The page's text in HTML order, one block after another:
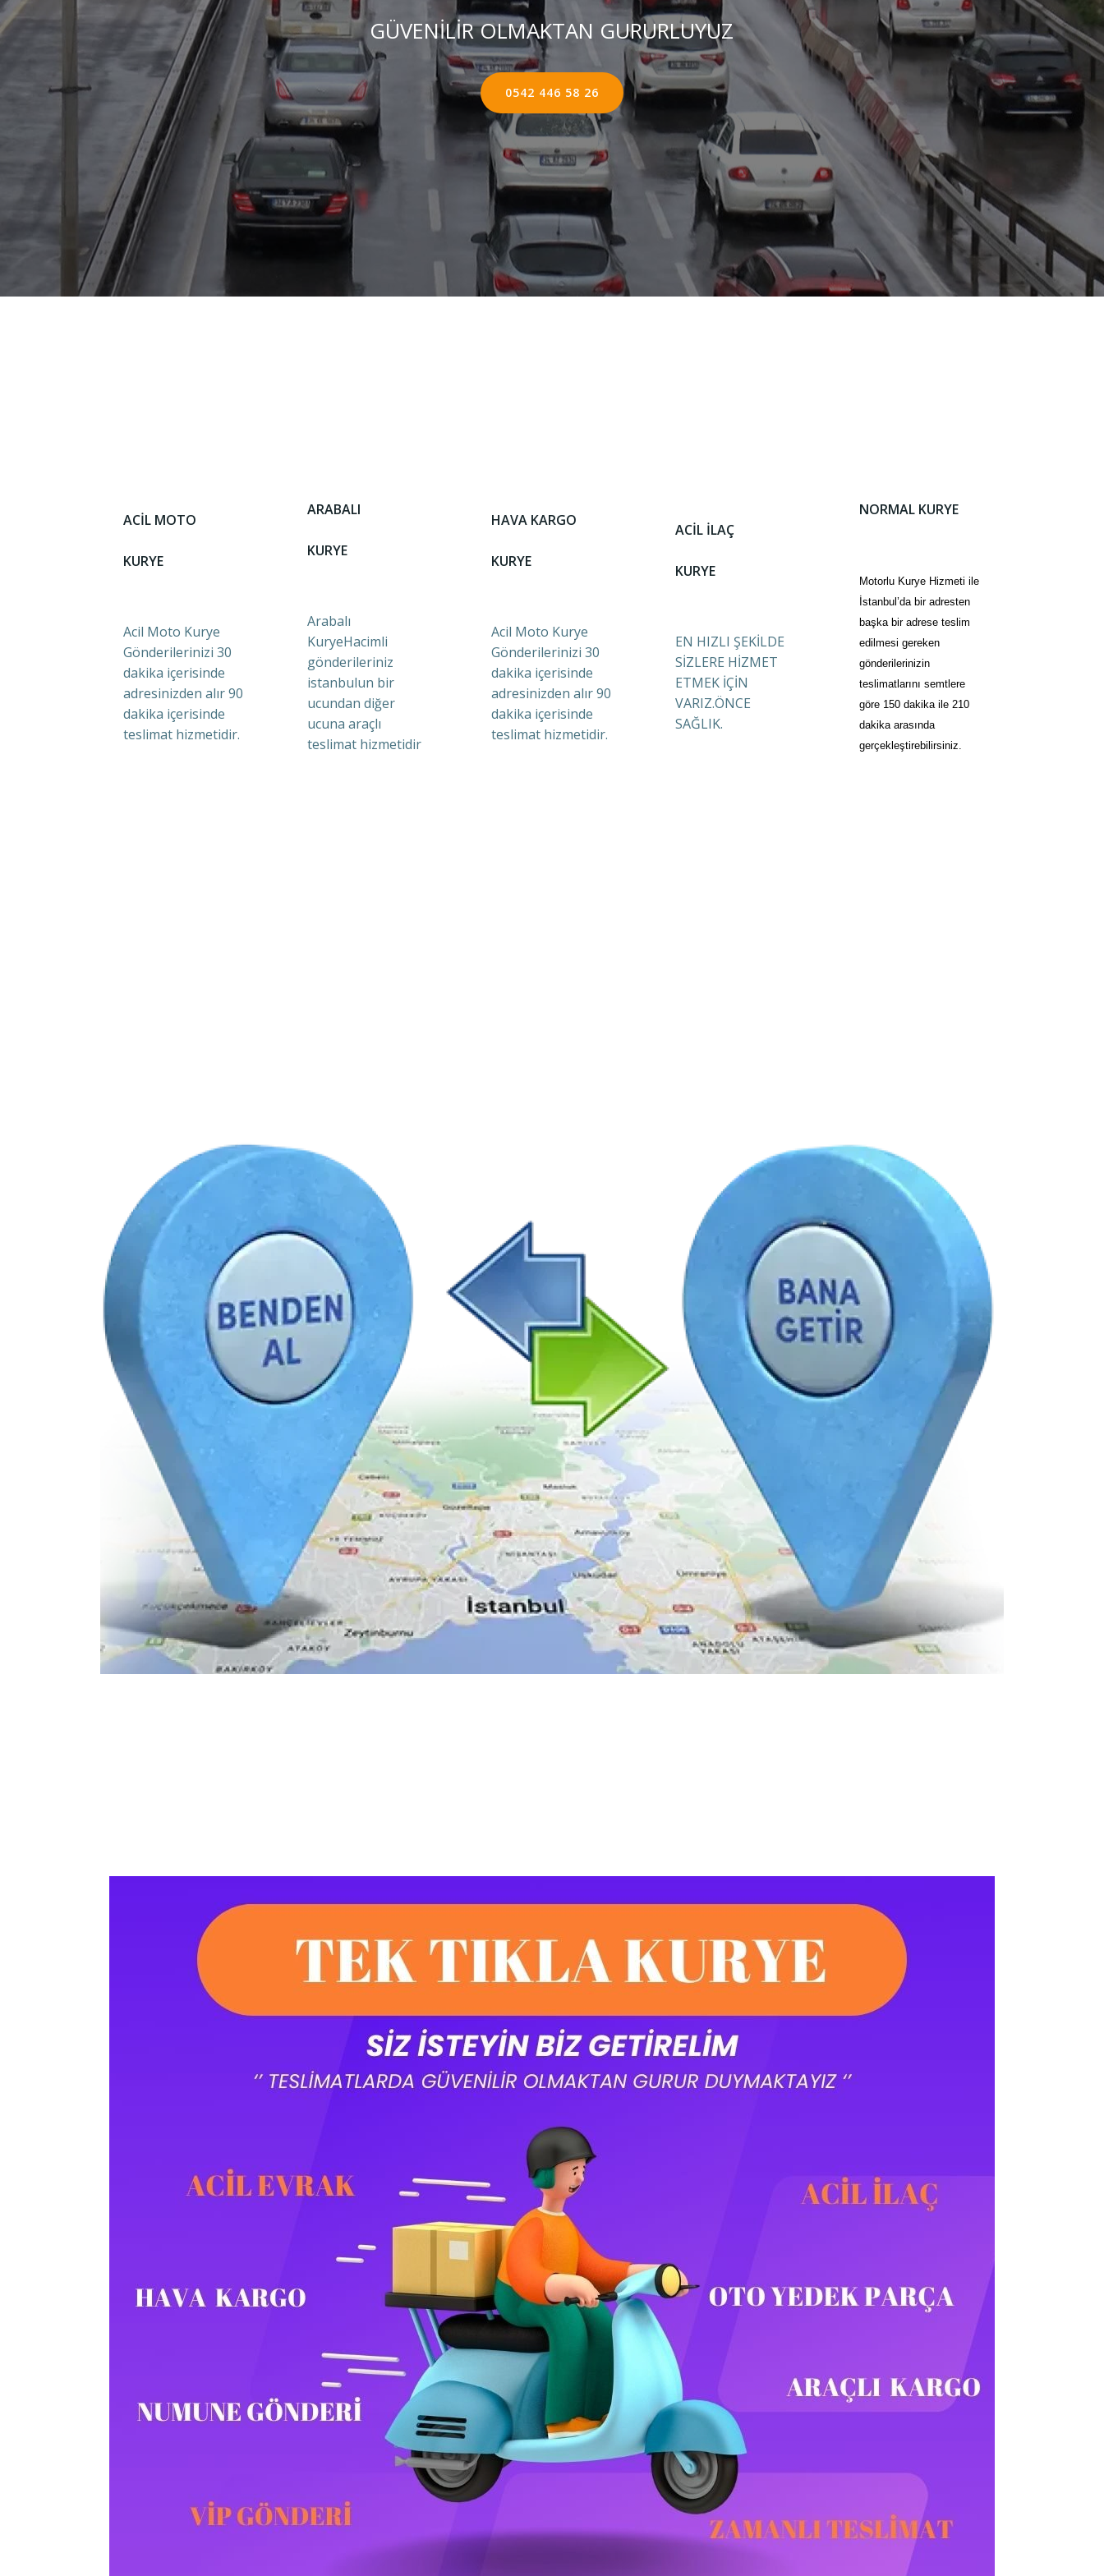
GÜVENİLİR OLMAKTAN GURURLUYUZ
0542 446 58 26
ACİL MOTO
KURYE
Acil Moto Kurye
Gönderilerinizi 30
dakika içerisinde
adresinizden alır 90
dakika içerisinde
teslimat hizmetidir.
ARABALI
KURYE
Arabalı
KuryeHacimli
gönderileriniz
istanbulun bir
ucundan diğer
ucuna araçlı
teslimat hizmetidir
HAVA KARGO
KURYE
Acil Moto Kurye
Gönderilerinizi 30
dakika içerisinde
adresinizden alır 90
dakika içerisinde
teslimat hizmetidir.
ACİL İLAÇ
KURYE
EN HIZLI ŞEKİLDE
SİZLERE HİZMET
ETMEK İÇİN
VARIZ.ÖNCE
SAĞLIK.
NORMAL KURYE
Motorlu Kurye Hizmeti ile
İstanbul’da bir adresten
başka bir adrese teslim
edilmesi gereken
gönderilerinizin
teslimatlarını semtlere
göre 150 dakika ile 210
dakika arasında
gerçekleştirebilirsiniz.